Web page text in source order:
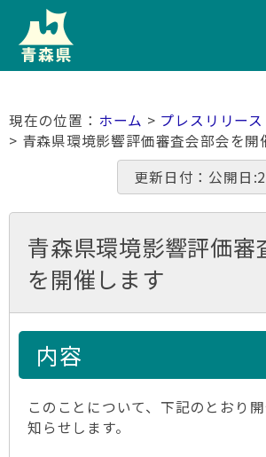
ホーム > プレスリリース
> 青森県環境影響評価審査会部会を開
更新日付：公開日
青森県環境影響評価審
を開催します
内容
このことについて、下記のとおり
知らせします。